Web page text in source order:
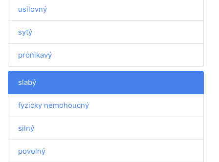
usilovný
sytý
pronikavý
slabý
fyzicky nemohoucný
silný
povolný